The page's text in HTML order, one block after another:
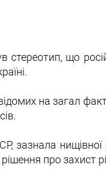
стереотип, що
на загал
зазнала
про захист